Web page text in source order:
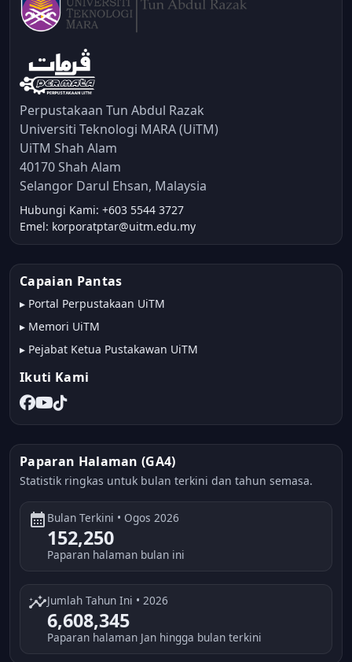
Perpustakaan Tun Abdul Razak
Universiti Teknologi MARA (UiTM)
UiTM Shah Alam
40170 Shah Alam
Selangor Darul Ehsan, Malaysia
Hubungi Kami: +603 5544 3727
Emel: korporatptar@uitm.edu.my
Capaian Pantas
▸ Portal Perpustakaan UiTM
▸ Memori UiTM
▸ Pejabat Ketua Pustakawan UiTM
Ikuti Kami
Paparan Halaman (GA4)
Statistik ringkas untuk bulan terkini dan tahun semasa.
calendar_month Bulan Terkini • Ogos 2026
152,250
Paparan halaman bulan ini
insightsJumlah Tahun Ini • 2026
6,608,345
Paparan halaman Jan hingga bulan terkini